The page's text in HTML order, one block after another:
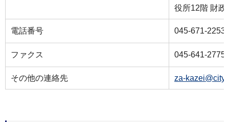
役所12階 財
電話番号 045-671-2253
ファクス 045-641-2775
その他の連絡先 za-